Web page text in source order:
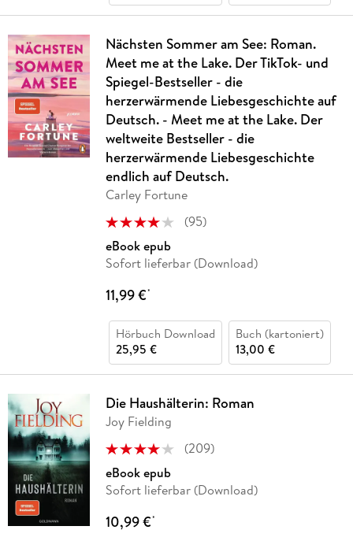
Nächsten Sommer am See: Roman.
Meet me at the Lake. Der TikTok- und
Spiegel-Bestseller - die
herzerwärmende Liebesgeschichte auf
Deutsch. - Meet me at the Lake. Der
weltweite Bestseller - die
herzerwärmende Liebesgeschichte
endlich auf Deutsch.
Carley Fortune
(95)
eBook epub
Sofort lieferbar (Download)
11,99 €*
Hörbuch Download
25,95 €
Buch (kartoniert)
13,00 €
Die Haushälterin: Roman
Joy Fielding
(209)
eBook epub
Sofort lieferbar (Download)
10,99 €*